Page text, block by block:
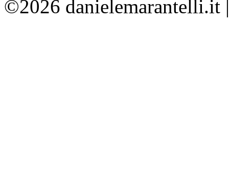
©2026 danielemarantelli.it